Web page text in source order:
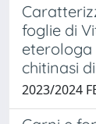
foglie di
eterologa
chitinasi
2023/2024